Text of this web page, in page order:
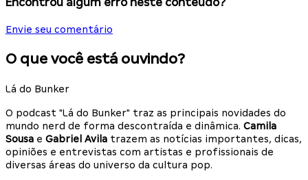
Envie seu comentário
O que você está ouvindo?
Lá do Bunker
O podcast "Lá do Bunker" traz as principais novidades do
mundo nerd de forma descontraída e dinâmica. Camila
Sousa e Gabriel Avila trazem as notícias importantes, dicas,
opiniões e entrevistas com artistas e profissionais de
diversas áreas do universo da cultura pop.